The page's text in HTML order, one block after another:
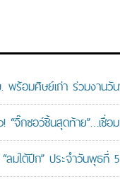
พร้อมศิษย์เก่า ร่วมงานวั
“จิ๊กซอว์ชิ้นสุดท้าย”…เชื่อ
ลมใต้ปีก” ประจำวันพุธที่